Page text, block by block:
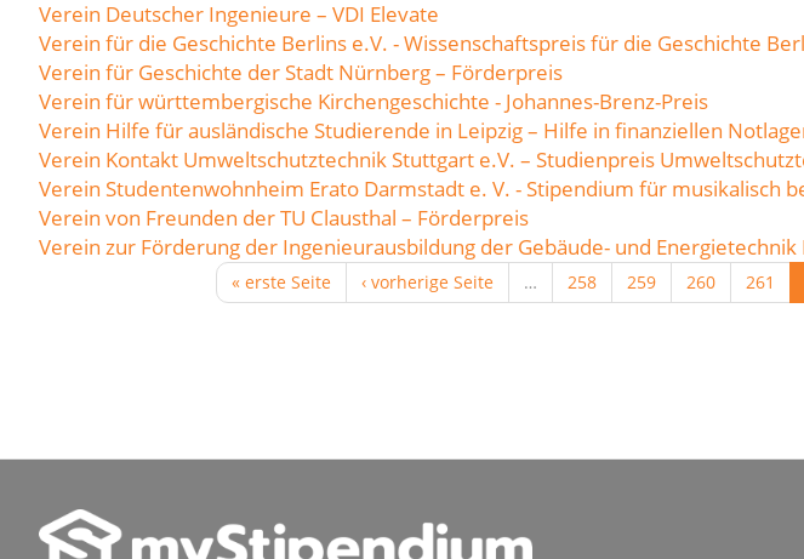
Verein Deutscher Ingenieure – VDI Elevate
Verein für die Geschichte Berlins e.V. - Wissenschaftspreis für die Geschichte
Verein für Geschichte der Stadt Nürnberg – Förderpreis
Verein für württembergische Kirchengeschichte - Johannes-Brenz-Preis
Verein Hilfe für ausländische Studierende in Leipzig – Hilfe in finanziellen
Verein Kontakt Umweltschutztechnik Stuttgart e.V. – Studienpreis
Verein Studentenwohnheim Erato Darmstadt e. V. - Stipendium für musikalisch
Verein von Freunden der TU Clausthal – Förderpreis
Verein zur Förderung der Ingenieurausbildung der Gebäude- und Energietechnik
« erste Seite ‹ vorherige Seite … 258 259 260 261